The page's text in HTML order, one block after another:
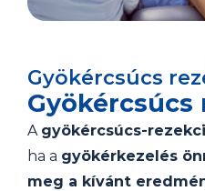
Gyökércsúcs
Gyökércsúcs
A gyökércsúcs-
ha a gyökérkezelés
meg a kívánt